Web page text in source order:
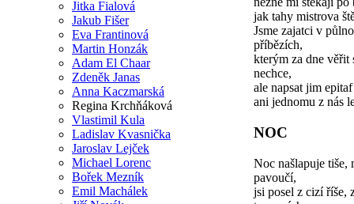
Jitka Fialová
Jakub Fišer
Eva Frantinová
Martin Honzák
Adam El Chaar
Zdeněk Janas
Anna Kaczmarská
Regina Krchňáková
Vlastimil Kula
Ladislav Kvasnička
Jaroslav Lejček
Michael Lorenc
Bořek Mezník
Emil Machálek
jak tahy mistrova
Jsme zajatci v
příbězích,
kterým za dne věřit
nechce,
ale napsat jim
ani jednomu z nás
NOC
Noc našlapuje tiše,
pavoučí,
jsi posel z cizí říše,